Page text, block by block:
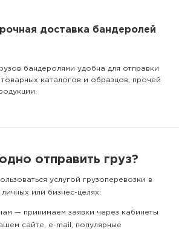
доставка бандеролей
бандеролями удобна для отправки
каталогов и образцов, прочей
отправить груз?
услугой грузоперевозки в
или бизнес-целях:
— принимаем заявки через кабинеты
сайте, e-mail, популярные